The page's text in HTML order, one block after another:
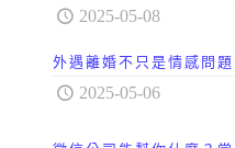
2025-05-08
外遇離婚不只是情感問
2025-05-06